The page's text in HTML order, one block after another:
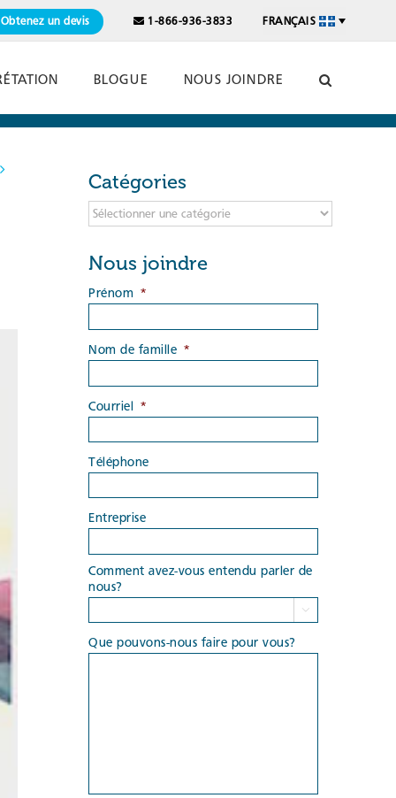
Obtenez un devis 1-866-936-3833 FRANÇAIS
BLOGUE NOUS JOINDRE
Catégories
Catégories
Nous joindre
Prénom *
Nom de famille *
Courriel *
Téléphone
Entreprise
Comment avez-vous entendu parler de
nous?

Que pouvons-nous faire pour vous?